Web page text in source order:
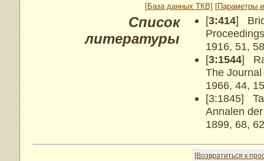
[База данных ТКВ] [Параметры
Список
литературы
[3:414]
1916, 51,
[3:1544]
The
1966, 44,
[3:1845]
Annalen
1899, 68,
[Возвратиться к